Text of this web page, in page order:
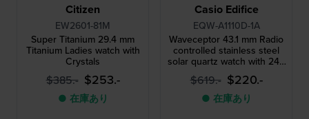
Citizen
EW2601-81M
Super Titanium 29.4 mm
Titanium Ladies watch with
Crystals
$385.- $253.-
● 在庫あり
Casio Edifice
EQW-A1110D-1A
Waveceptor 43.1 mm Radio
controlled stainless steel
solar quartz watch with 24h
indicator
$619.- $220.-
● 在庫あり